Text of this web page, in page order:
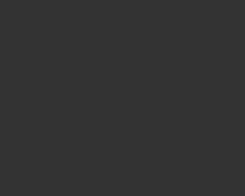
ーケティングフェイ
実施方法の違いか